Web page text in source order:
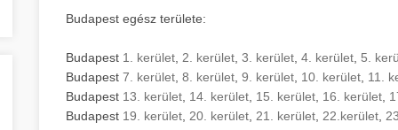
Budapest egész területe:
Budapest 1. kerület 2. kerület 3. kerület 4. kerület 5.
Budapest 7. kerület 8. kerület 9. kerület 10. kerület 11.
Budapest 13. kerület 14. kerület 15. kerület 16. kerület
Budapest 19. kerület 20. kerület 21. kerület 22.kerület